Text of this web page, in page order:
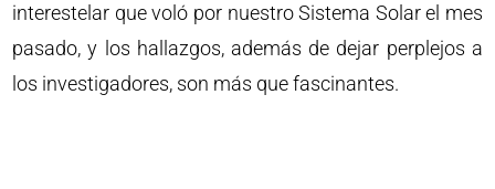
interestelar que voló por nuestro Sistema Solar el mes
pasado, y los hallazgos, además de dejar perplejos a
los investigadores, son más que fascinantes.